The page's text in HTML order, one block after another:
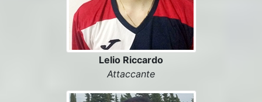
Lelio Riccardo
Attaccante